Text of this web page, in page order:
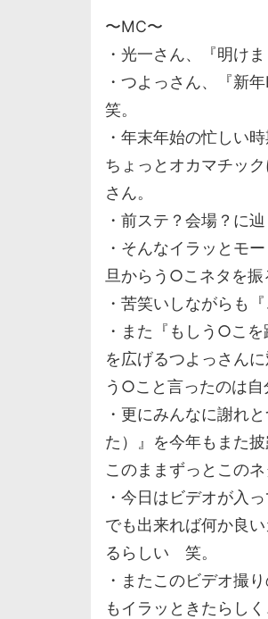
〜MC〜
・光一さん、『明け
・つよっさん、『新
笑。
・年末年始の忙しい
ちょっとオカマチッ
さん。
・前ステ？会場？に
・そんなイラッとモ
旦からう○こネタを振
・苦笑いしながらも
・また『もしう○こ
を広げるつよっさんに
う○こと言ったのは
・更にみんなに謝れ
た）』を今年もまた
このままずっとこの
・今日はビデオが入
でも出来れば何か良
るらしい 笑。
・またこのビデオ撮
もイラッときたらしく